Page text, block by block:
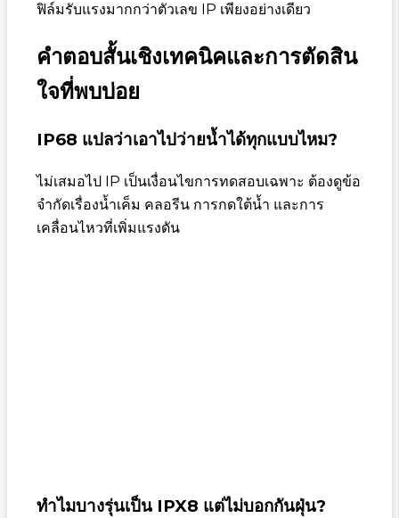
ฟิล์มรับแรงมากกว่าตัวเลข IP เพียงอย่างเดียว
คำตอบสั้นเชิงเทคนิคและการตัดสิน
ใจที่พบบ่อย
IP68 แปลว่าเอาไปว่ายน้ำได้ทุกแบบไหม?
ไม่เสมอไป IP เป็นเงื่อนไขการทดสอบเฉพาะ ต้องดูข้อ
จำกัดเรื่องน้ำเค็ม คลอรีน การกดใต้น้ำ และการ
เคลื่อนไหวที่เพิ่มแรงดัน
ทำไมบางรุ่นเป็น IPX8 แต่ไม่บอกกันฝุ่น?